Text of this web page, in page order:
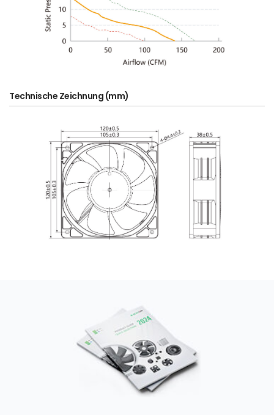
Technische Zeichnung (mm)